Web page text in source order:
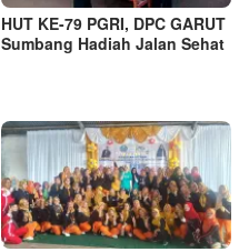
HUT KE-79 PGRI, DPC GARUT
Sumbang Hadiah Jalan Sehat